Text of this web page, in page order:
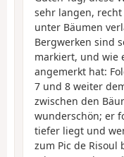
sehr langen,
unter Bäumen
Bergwerken sind
markiert, und wie
angemerkt hat:
7 und 8 weiter
zwischen den
wunderschön; er
tiefer liegt und
zum Pic de Risoul